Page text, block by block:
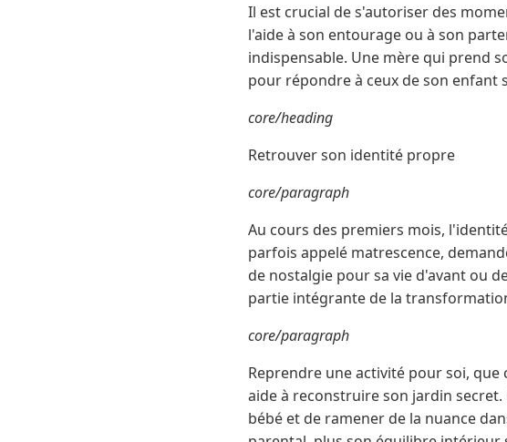
Il est crucial de s'autoriser des
l'aide à son entourage ou à son
indispensable. Une mère qui prend
pour répondre à ceux de son enfant
core/heading
Retrouver son identité propre
core/paragraph
Au cours des premiers mois,
parfois appelé matrescence,
de nostalgie pour sa vie d'avant ou
partie intégrante de la
core/paragraph
Reprendre une activité pour soi,
aide à reconstruire son jardin
bébé et de ramener de la nuance